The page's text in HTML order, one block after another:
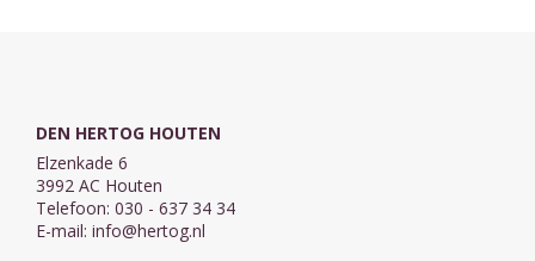
DEN HERTOG HOUTEN
Elzenkade 6
3992 AC Houten
Telefoon: 030 - 637 34 34
E-mail: info@hertog.nl